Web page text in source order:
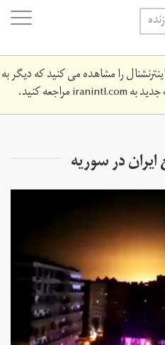
را مشاهده می کنید که دیگر به
بهiranintl.comمراجعه کنید.
در سوریه